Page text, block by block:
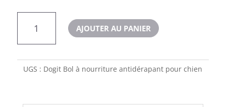
nourriture
AJOUTER AU PANIER
UGS : Dogit Bol à nourriture antidérapant pour chien